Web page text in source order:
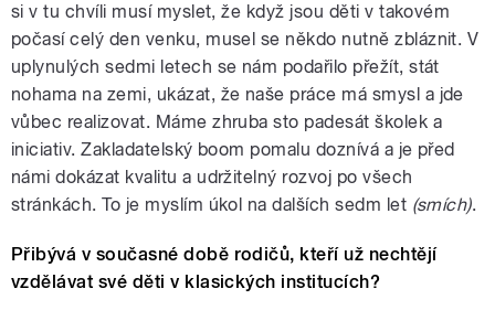
si v tu chvíli musí myslet, že když jsou děti v takovém
počasí celý den venku, musel se někdo nutně zbláznit. V
uplynulých sedmi letech se nám podařilo přežít, stát
nohama na zemi, ukázat, že naše práce má smysl a jde
vůbec realizovat. Máme zhruba sto padesát školek a
iniciativ. Zakladatelský boom pomalu doznívá a je před
námi dokázat kvalitu a udržitelný rozvoj po všech
stránkách. To je myslím úkol na dalších sedm let (smích).
Přibývá v současné době rodičů, kteří už nechtějí
vzdělávat své děti v klasických institucích?